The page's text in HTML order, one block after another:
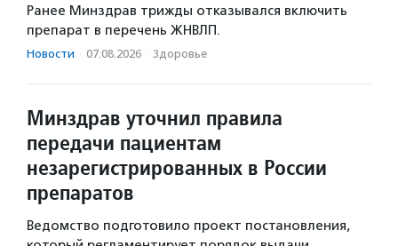
Ранее Минздрав трижды отказывался включить
препарат в перечень ЖНВЛП.
Новости · 07.08.2026 · Здоровье
Минздрав уточнил правила
передачи пациентам
незарегистрированных в России
препаратов
Ведомство подготовило проект постановления,